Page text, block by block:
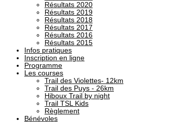
Résultats 2020
Résultats 2019
Résultats 2018
Résultats 2017
Résultats 2016
Résultats 2015
Infos pratiques
Inscription en ligne
Programme
Les courses
Trail des Violettes- 12km
Trail des Puys - 26km
Hiboux Trail by night
Trail TSL Kids
Règlement
Bénévoles